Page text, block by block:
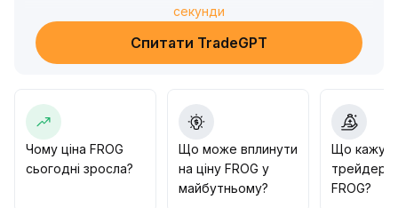
рівнях, щоб ловити сигнали входу та виходу
У довгостроковій перспективі, якщо FROG зможе
забезпечити відповідність регуляціям та розвивати
остерігатися ризику корекції після відтоку 'гарячих
грошей'
Інвесторам рекомендується входити поступово та
відстежувати синхронізацію з фундаментальним
секунди
Спитати TradeGPT
Чому ціна FROG
сьогодні зросла?
Що може вплинути
на ціну FROG у
майбутньому?
Що
трейдери
FROG?